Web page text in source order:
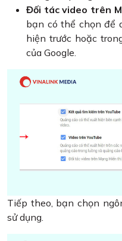
Đối tác video trên
bạn có thể chọn để
hiện trước hoặc
của Google.
Tiếp theo, bạn chọn
sử dụng.